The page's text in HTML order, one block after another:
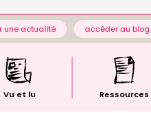
une actualité accéder au blog
Vu et lu Ressources